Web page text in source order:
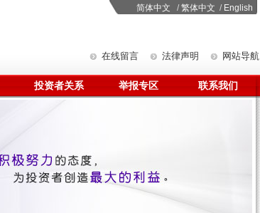
简体中文 / 繁体中文 / English
网站导航
法律声明
在线留言
投资者关系 举报专区 联系我们